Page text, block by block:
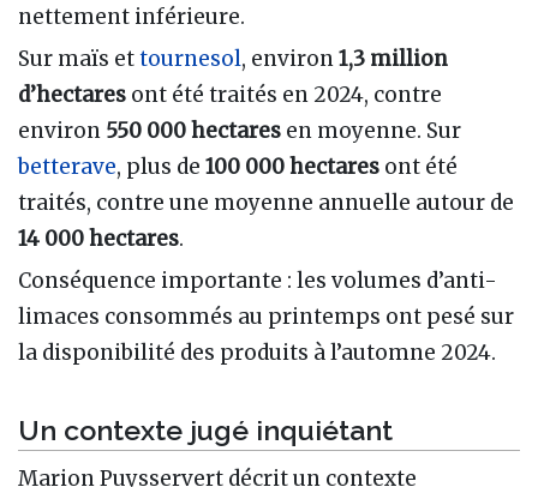
nettement inférieure.
Sur maïs ettournesol, environ1,3 million
d’hectares ont été traités en 2024, contre
environ 550 000 hectares en moyenne. Sur
betterave, plus de 100 000 hectares ont été
traités, contre une moyenne annuelle autour de
14 000 hectares.
Conséquence importante : les volumes d’anti-
limaces consommés au printemps ont pesé sur
la disponibilité des produits à l’automne 2024.
Un contexte jugé inquiétant
Marion Puysservert décrit un contexte